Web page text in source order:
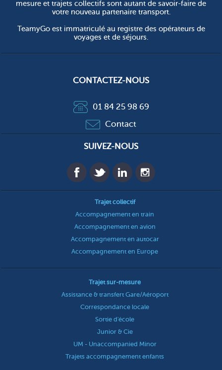
mesure et trajets collectifs sont autant de savoir-faire de
votre nouveau partenaire transport.
TeamyGo est immatriculé au registre des opérateurs de
voyages et de séjours.
CONTACTEZ-NOUS
01 84 25 98 69
Contact
SUIVEZ-NOUS
Trajet collectif
Accompagnement en train
Accompagnement en avion
Accompagnement en autocar
Accompagnement en Europe
Trajet sur-mesure
Assistance & transfert Gare/Aéroport
Correspondance locale
Sortie d'école
Junior & Cie
UM - Unaccompanied Minor
Trajets accompagnement enfants